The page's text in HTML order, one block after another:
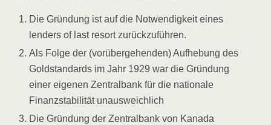
Die Grün­dung ist auf die Not­wen­dig­keit eines
len­ders of last resort zurückzuführen.
Als Fol­ge der (vor­über­ge­hen­den) Auf­he­bung des
Gold­stan­dards im Jahr 1929 war die Grün­dung
einer eige­nen Zen­tral­bank für die natio­na­le
Finanz­sta­bi­li­tät unausweichlich
Die Grün­dung der Zen­tral­bank von Kana­da